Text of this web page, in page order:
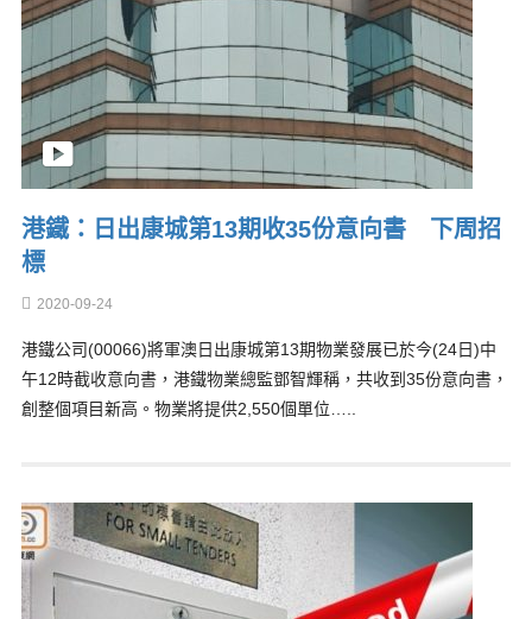
港鐵：日出康城第13期收35份意向書 下周招
標
2020-09-24
港鐵公司(00066)將軍澳日出康城第13期物業發展已於今(24日)中
午12時截收意向書，港鐵物業總監鄧智輝稱，共收到35份意向書，
創整個項目新高。物業將提供2,550個單位…..